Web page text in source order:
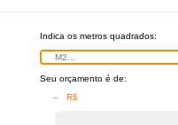
Indica os metros quadrados:
Seu orçamento é de:
– R$